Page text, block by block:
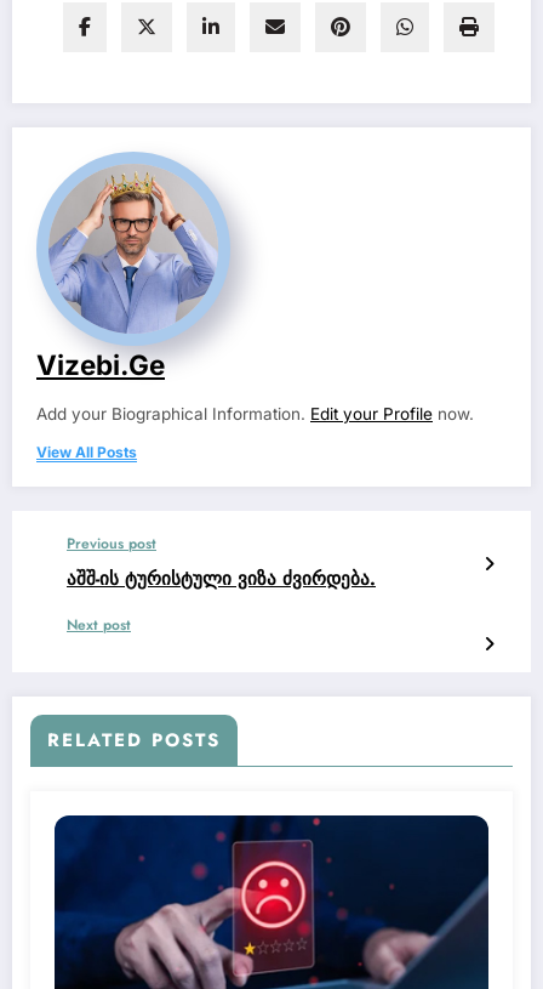
Vizebi.ge
Add your Biographical Information. Edit your Profile now.
View All Posts
Previous post
აშშ-ის ტურისტული ვიზა ძვირდება.
Next post
RELATED POSTS